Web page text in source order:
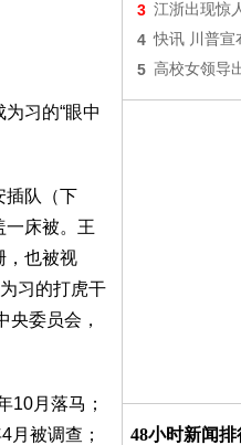
习的“眼中
插队（下
一床被。王
，也被视
习的打虎干
央委员会，
10月落马；
月被调查；
3 江浙出现惊
4 快讯 川普宣
5 高校女领导
48小时新闻排